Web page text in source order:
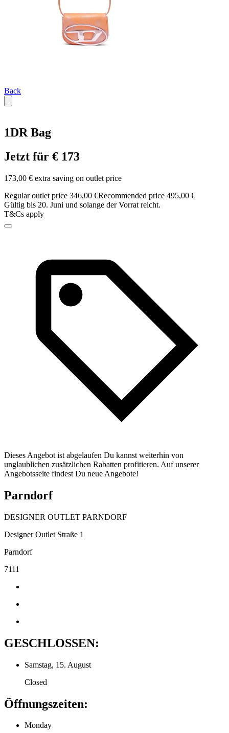
Back
1DR Bag
Jetzt für € 173
173,00 € extra saving on outlet price
Regular outlet price 346,00 €Recommended price 495,00 €
Gültig bis 20. Juni und solange der Vorrat reicht.
T&Cs apply
Dieses Angebot ist abgelaufen Du kannst weiterhin von
unglaublichen zusätzlichen Rabatten profitieren. Auf unserer
Angebotsseite findest Du neue Angebote!
Parndorf
DESIGNER OUTLET PARNDORF
Designer Outlet Straße 1
Parndorf
7111
GESCHLOSSEN:
Samstag, 15. August
Closed
Öffnungszeiten:
Monday